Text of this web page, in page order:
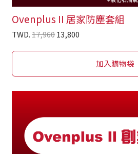
Ovenplus II 居家防塵套組
TWD.17,96013,800
加入購物袋